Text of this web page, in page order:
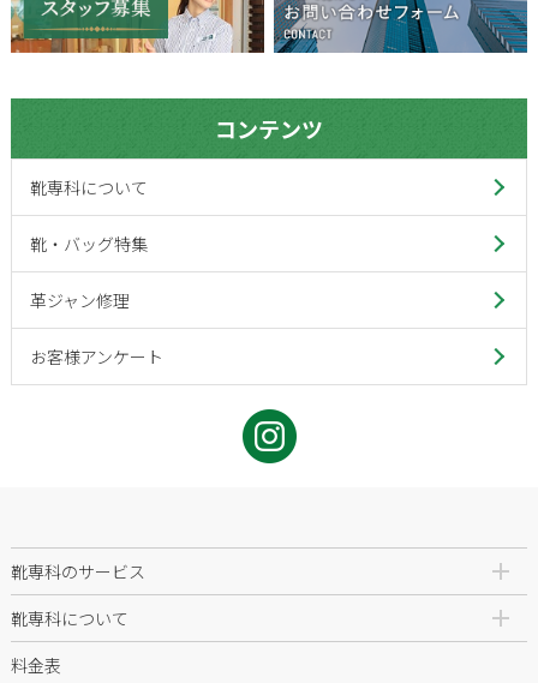
コンテンツ
靴専科について
靴・バッグ特集
革ジャン修理
お客様アンケート
靴専科のサービス
靴専科について
料金表